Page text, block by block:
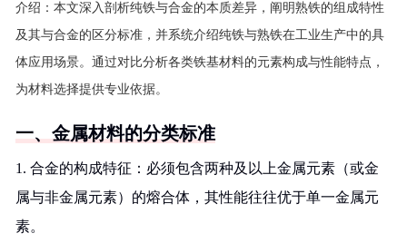
介绍： 本文深入剖析纯铁与合金的本质差异，阐明熟铁的组成特性
及其与合金的区分标准，并系统介绍纯铁与熟铁在工业生产中的具
体应用场景。通过对比分析各类铁基材料的元素构成与性能特点，
为材料选择提供专业依据。
一、金属材料的分类标准
1. 合金的构成特征：必须包含两种及以上金属元素（或金
属与非金属元素）的熔合体，其性能往往优于单一金属元
素。